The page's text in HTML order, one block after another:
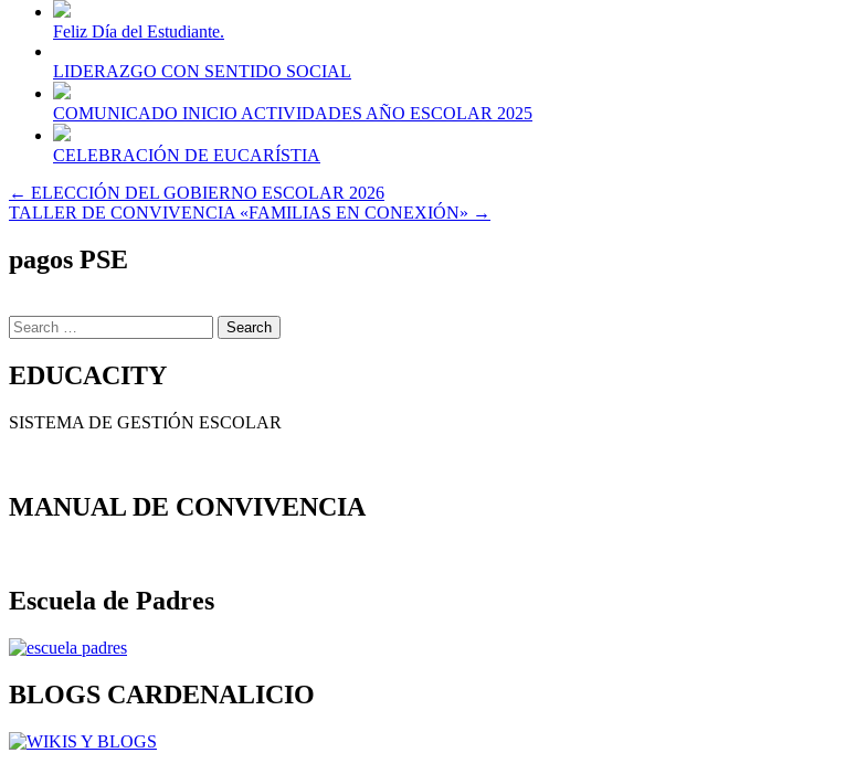
Feliz Día del Estudiante.
LIDERAZGO CON SENTIDO SOCIAL
COMUNICADO INICIO ACTIVIDADES AÑO ESCOLAR 2025
CELEBRACIÓN DE EUCARÍSTIA
Navegación
de
entradas
← ELECCIÓN DEL GOBIERNO ESCOLAR 2026
TALLER DE CONVIVENCIA «FAMILIAS EN CONEXIÓN» →
pagos PSE
Search
for:
EDUCACITY
SISTEMA DE GESTIÓN ESCOLAR
MANUAL DE CONVIVENCIA
Escuela de Padres
BLOGS CARDENALICIO